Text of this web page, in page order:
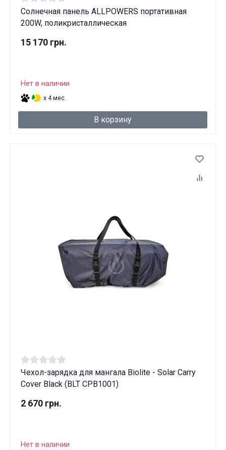
Солнечная панель ALLPOWERS портативная
200W, поликристаллическая
15 170 грн.
Нет в наличии
x 4 мес.
В корзину
Чехол-зарядка для мангала Biolite - Solar Carry
Cover Black (BLT CPB1001)
2 670 грн.
Нет в наличии